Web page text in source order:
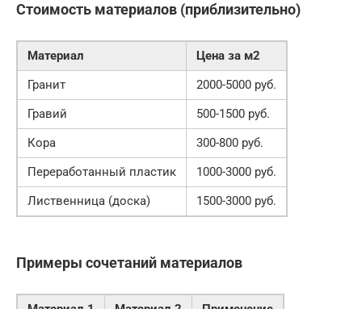
Стоимость материалов (приблизительно)
Материал
Цена за м2
Гранит
2000-5000 руб.
Гравий
500-1500 руб.
Кора
300-800 руб.
Переработанный пластик
1000-3000 руб.
Лиственница (доска)
1500-3000 руб.
Примеры сочетаний материалов